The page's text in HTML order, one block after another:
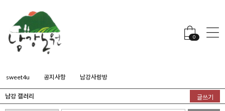
0
sweet4u 공지사항 남강사랑방
남강 갤러리 글쓰기